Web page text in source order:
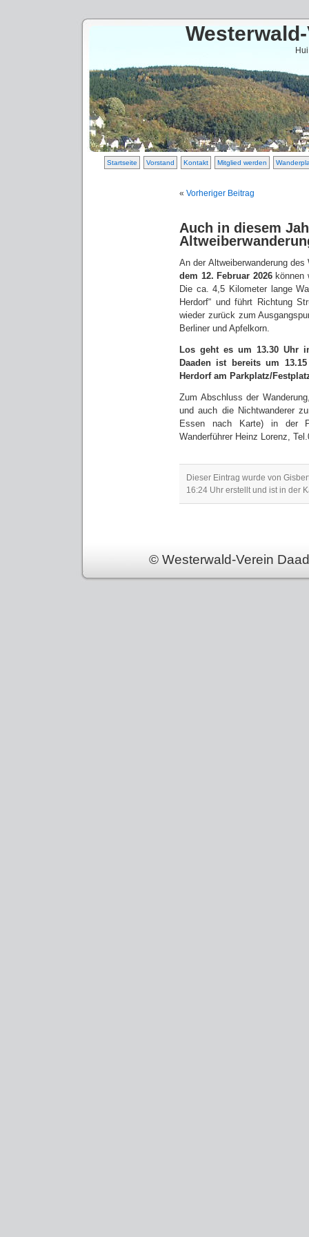
Startseite Vorstand Kontakt Mitglied werden
« Vorheriger Beitrag
Auch in diesem
An der Altweiberwanderung
dem 12. Februar 2026können
Die ca. 4,5 Kilometer lange
Herdorf“ und führt Richtung
wieder zurück zum
Berliner und Apfelkorn.
Los geht es um 13.30 Uhr
Daaden ist bereits um
Herdorf am Parkplatz/
Zum Abschluss der
und auch die Nichtwanderer
Essen nach Karte) in der
Wanderführer Heinz Lorenz,
Dieser Eintrag wurde von
16:24 Uhr erstellt und ist in der
© Westerwald-Verein